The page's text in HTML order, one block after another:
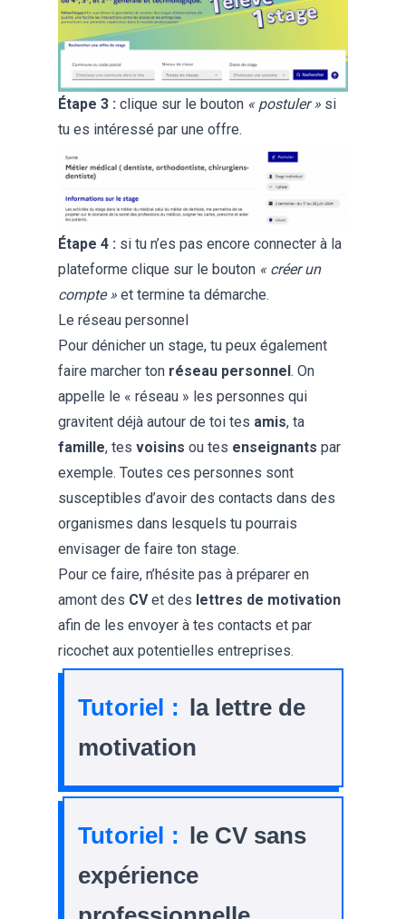
Étape 3 : clique sur le bouton « postuler » si
tu es intéressé par une offre.
Étape 4 : si tu n’es pas encore connecter à la
plateforme clique sur le bouton « créer un
compte » et termine ta démarche.
Le réseau personnel
Pour dénicher un stage, tu peux également
faire marcher ton réseau personnel. On
appelle le « réseau » les personnes qui
gravitent déjà autour de toi tes amis, ta
famille, tes voisins ou tes enseignants par
exemple. Toutes ces personnes sont
susceptibles d’avoir des contacts dans des
organismes dans lesquels tu pourrais
envisager de faire ton stage.
Pour ce faire, n’hésite pas à préparer en
amont des CVet des lettres de motivation
afin de les envoyer à tes contacts et par
ricochet aux potentielles entreprises.
Tutoriel :
la lettre de
motivation
Tutoriel :
le CV sans
expérience